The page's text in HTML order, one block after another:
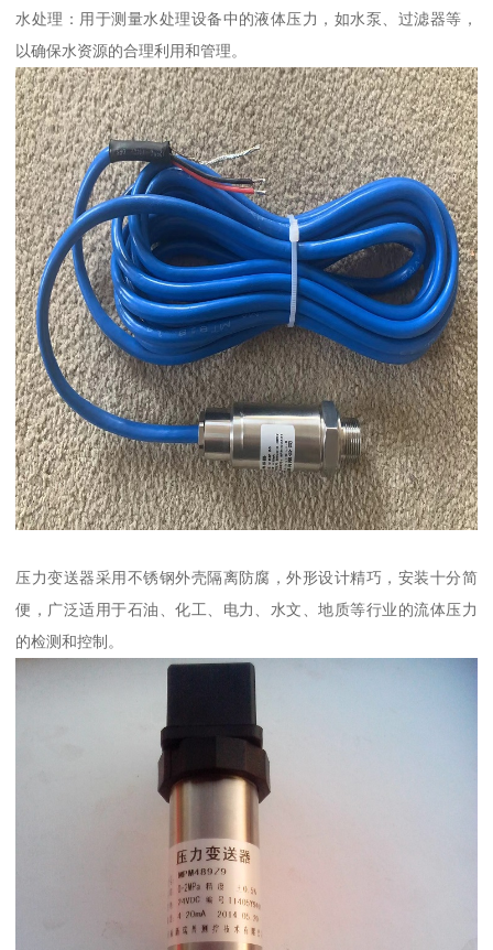
水处理：用于测量水处理设备中的液体压力，如水泵、过滤器等，
以确保水资源的合理利用和管理。
压力变送器采用不锈钢外壳隔离防腐，外形设计精巧，安装十分简
便，广泛适用于石油、化工、电力、水文、地质等行业的流体压力
的检测和控制。